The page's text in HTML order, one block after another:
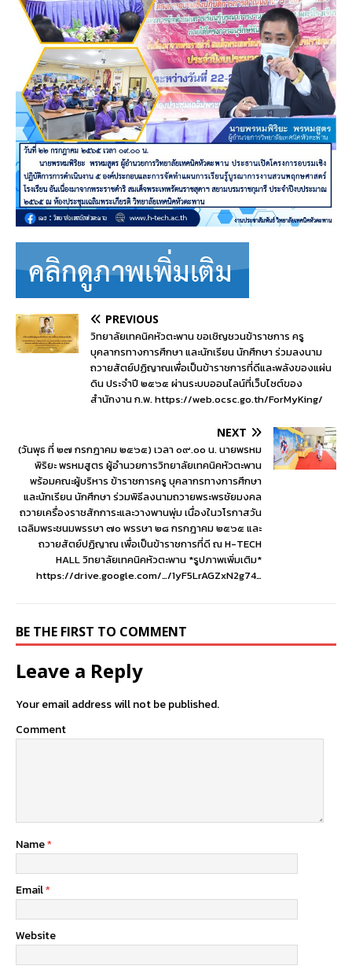
PREVIOUS
วิทยาลัยเทคนิคหัวตะพาน ขอเชิญชวนข้าราชการ ครู
บุคลากรทางการศึกษา และนักเรียน นักศึกษา ร่วมลงนาม
ถวายสัตย์ปฏิญาณเพื่อเป็นข้าราชการที่ดีและพลังของแผ่น
ดิน ประจำปี ๒๕๖๕ ผ่านระบบออนไลน์ที่เว็บไซต์ของ
สำนักงาน ก.พ. https://web.ocsc.go.th/ForMyKing/
NEXT
(วันพุธ ที่ ๒๗ กรกฎาคม ๒๕๖๕) เวลา ๐๙.๐๐ น. นายพรหม
พิริยะ พรหมสูตร ผู้อำนวยการวิทยาลัยเทคนิคหัวตะพาน
พร้อมคณะผู้บริหาร ข้าราชการครู บุคลากรทางการศึกษา
และนักเรียน นักศึกษา ร่วมพิธีลงนามถวายพระพรชัยมงคล
ถวายเครื่องราชสักการะและวางพานพุ่ม เนื่องในวโรกาสวัน
เฉลิมพระชนมพรรษา ๗๐ พรรษา ๒๘ กรกฎาคม ๒๕๖๕ และ
ถวายสัตย์ปฏิญาณ เพื่อเป็นข้าราชการที่ดี ณ H-TECH
HALL วิทยาลัยเทคนิคหัวตะพาน *รูปภาพเพิ่มเติม*
https://drive.google.com/…/1yF5LrAGZxN2g74…
BE THE FIRST TO COMMENT
Leave a Reply
Your email address will not be published.
Comment
Name*
Email*
Website